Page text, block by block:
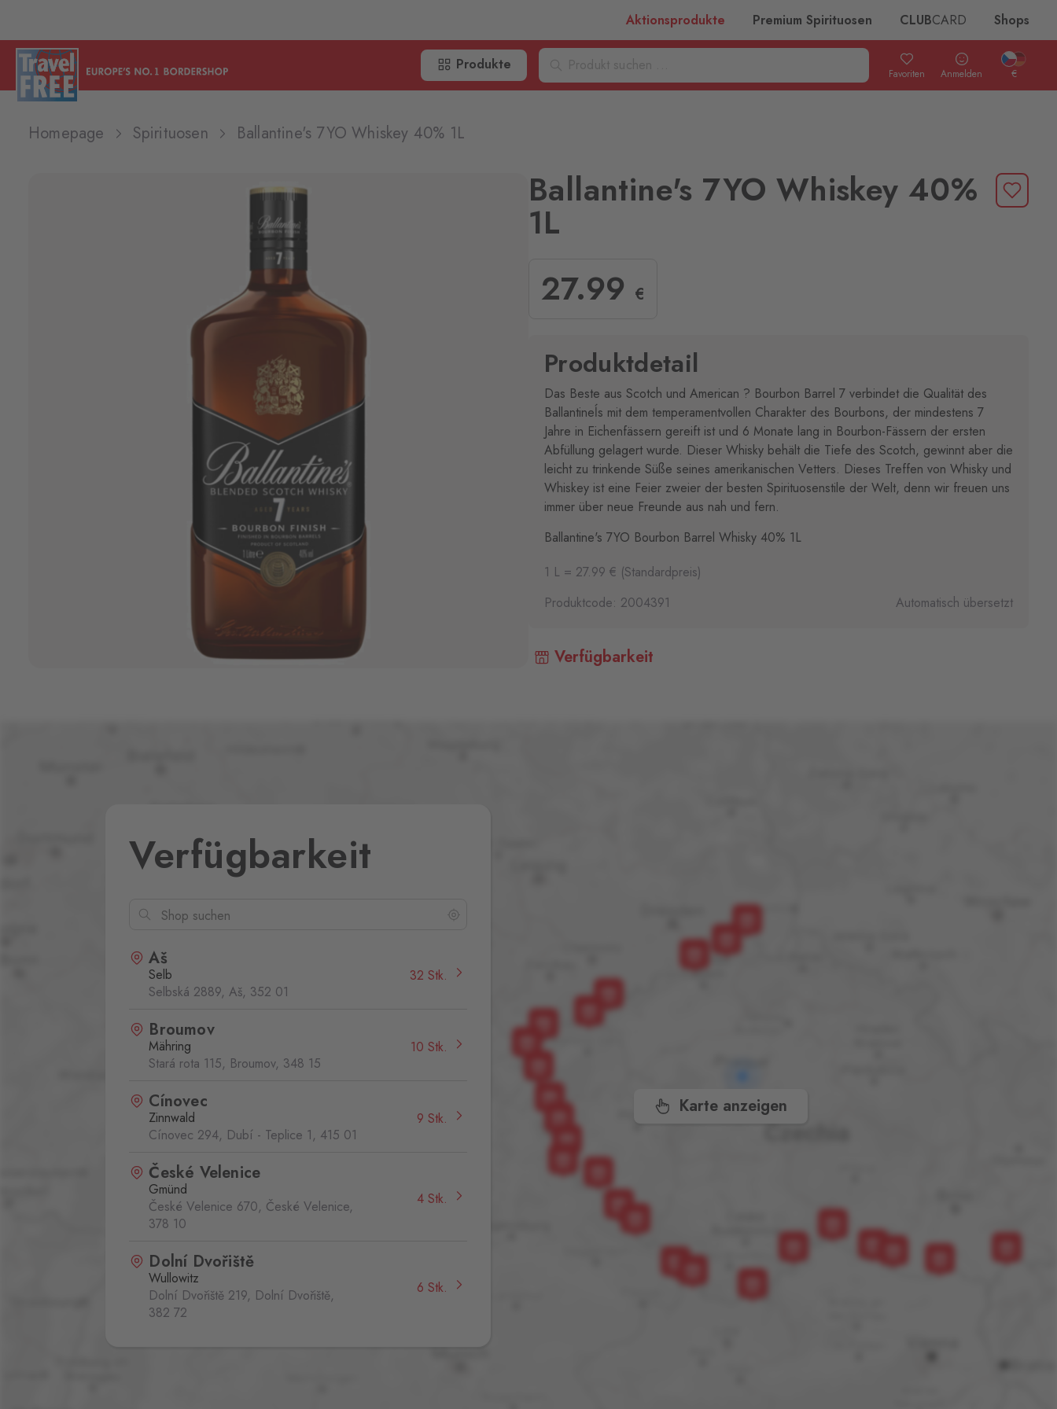
Aktionsprodukte Premium Spirituosen CLUBCARD Shops
Produkte
Favoriten Anmelden €
Homepage Spirituosen Ballantine's 7YO Whiskey 40% 1L
Ballantine's 7YO Whiskey 40%
1L
27.99 €
Produktdetail
Das Beste aus Scotch und American ? Bourbon Barrel 7 verbindet die Qualität des
Ballantineĺs mit dem temperamentvollen Charakter des Bourbons, der mindestens 7
Jahre in Eichenfässern gereift ist und 6 Monate lang in Bourbon-Fässern der ersten
Abfüllung gelagert wurde. Dieser Whisky behält die Tiefe des Scotch, gewinnt aber die
leicht zu trinkende Süße seines amerikanischen Vetters. Dieses Treffen von Whisky und
Whiskey ist eine Feier zweier der besten Spirituosenstile der Welt, denn wir freuen uns
immer über neue Freunde aus nah und fern.
Ballantine's 7YO Bourbon Barrel Whisky 40% 1L
1 L = 27.99 € (Standardpreis)
Produktcode: 2004391
Automatisch übersetzt
Verfügbarkeit
Karte anzeigen
Verfügbarkeit
Aš
Selb
Selbská 2889, Aš, 352 01
32 Stk.
Broumov
Mähring
Stará rota 115, Broumov, 348 15
10 Stk.
Cínovec
Zinnwald
Cínovec 294, Dubí - Teplice 1, 415 01
9 Stk.
České Velenice
Gmünd
České Velenice 670, České Velenice,
378 10
4 Stk.
Dolní Dvořiště
Wullowitz
Dolní Dvořiště 219, Dolní Dvořiště,
382 72
6 Stk.